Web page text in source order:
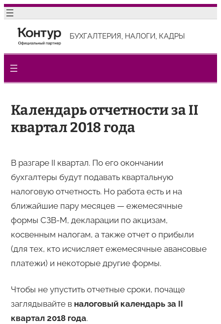
Перейти
содержимому
БУХГАЛТЕРИЯ, НАЛОГИ, КАДРЫ
Календарь отчетности за II
квартал 2018 года
В разгаре II квартал. По его окончании
бухгалтеры будут подавать квартальную
налоговую отчетность. Но работа есть и на
ближайшие пару месяцев — ежемесячные
формы СЗВ-М, декларации по акцизам,
косвенным налогам, а также отчет о прибыли
(для тех, кто исчисляет ежемесячные авансовые
платежи) и некоторые другие формы.
Чтобы не упустить отчетные сроки, почаще
заглядывайте в налоговый календарь за II
квартал 2018 года.